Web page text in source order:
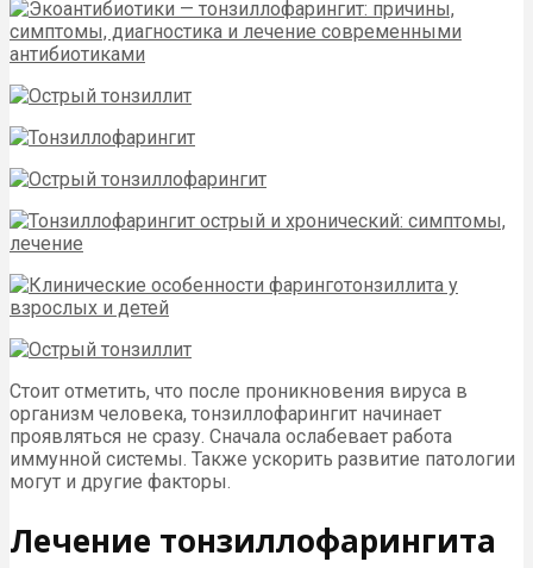
Стоит отметить, что после проникновения вируса в
организм человека, тонзиллофарингит начинает
проявляться не сразу. Сначала ослабевает работа
иммунной системы. Также ускорить развитие патологии
могут и другие факторы.
Лечение тонзиллофарингита